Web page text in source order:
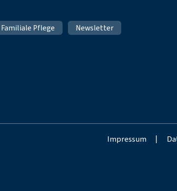
Familiale Pflege Newsletter
Impressum |